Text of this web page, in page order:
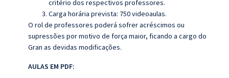
critério dos respectivos professores.
Carga horária prevista: 750 videoaulas.
O rol de professores poderá sofrer acréscimos ou
supressões por motivo de força maior, ficando a cargo do
Gran as devidas modificações.
AULAS EM PDF: